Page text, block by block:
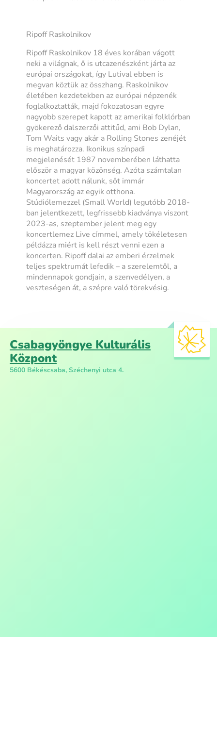
Ripoff Raskolnikov
Ripoff Raskolnikov 18 éves korában vágott
neki a világnak, ő is utcazenészként járta az
európai országokat, így Lutival ebben is
megvan köztük az összhang. Raskolnikov
életében kezdetekben az európai népzenék
foglalkoztatták, majd fokozatosan egyre
nagyobb szerepet kapott az amerikai folklórban
gyökerező dalszerzői attitűd, ami Bob Dylan,
Tom Waits vagy akár a Rolling Stones zenéjét
is meghatározza. Ikonikus színpadi
megjelenését 1987 novemberében láthatta
először a magyar közönség. Azóta számtalan
koncertet adott nálunk, sőt immár
Magyarország az egyik otthona.
Stúdiólemezzel (Small World) legutóbb 2018-
ban jelentkezett, legfrissebb kiadványa viszont
2023-as, szeptember jelent meg egy
koncertlemez Live címmel, amely tökéletesen
példázza miért is kell részt venni ezen a
koncerten. Ripoff dalai az emberi érzelmek
teljes spektrumát lefedik – a szerelemtől, a
mindennapok gondjain, a szenvedélyen, a
veszteségen át, a szépre való törekvésig.
Csabagyöngye Kulturális
Központ
5600 Békéscsaba, Széchenyi utca 4.